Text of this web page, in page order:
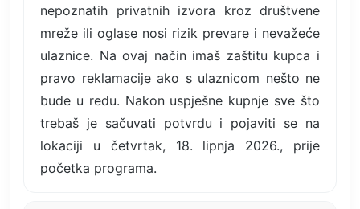
nepoznatih privatnih izvora kroz društvene
mreže ili oglase nosi rizik prevare i nevažeće
ulaznice. Na ovaj način imaš zaštitu kupca i
pravo reklamacije ako s ulaznicom nešto ne
bude u redu. Nakon uspješne kupnje sve što
trebaš je sačuvati potvrdu i pojaviti se na
lokaciji u četvrtak, 18. lipnja 2026., prije
početka programa.